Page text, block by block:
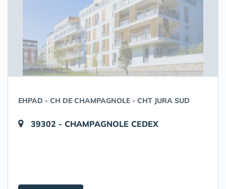
EHPAD - CH DE CHAMPAGNOLE - CHT JURA SUD
39302 - CHAMPAGNOLE CEDEX